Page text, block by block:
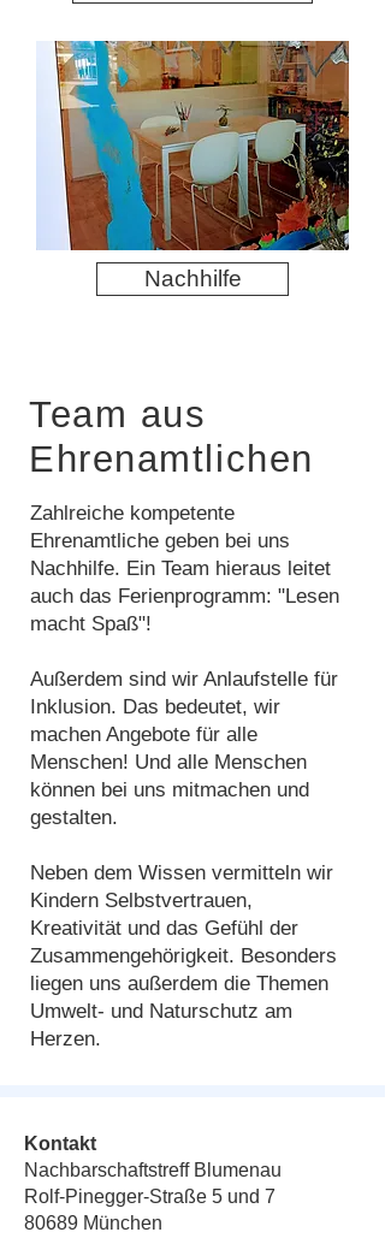
Nachhilfe
Team aus
Ehrenamtlichen
Zahlreiche kompetente
Ehrenamtliche geben bei uns
Nachhilfe. Ein Team hieraus leitet
auch das Ferienprogramm: "Lesen
macht Spaß"!
Außerdem sind wir Anlaufstelle für
Inklusion. Das bedeutet, wir
machen Angebote für alle
Menschen! Und alle Menschen
können bei uns mitmachen und
gestalten.
Neben dem Wissen vermitteln wir
Kindern Selbstvertrauen,
Kreativität und das Gefühl der
Zusammengehörigkeit. Besonders
liegen uns außerdem die Themen
Umwelt- und Naturschutz am
Herzen.
Kontakt
Nachbarschaftstreff Blumenau
Rolf-Pinegger-Straße 5 und 7
80689 München